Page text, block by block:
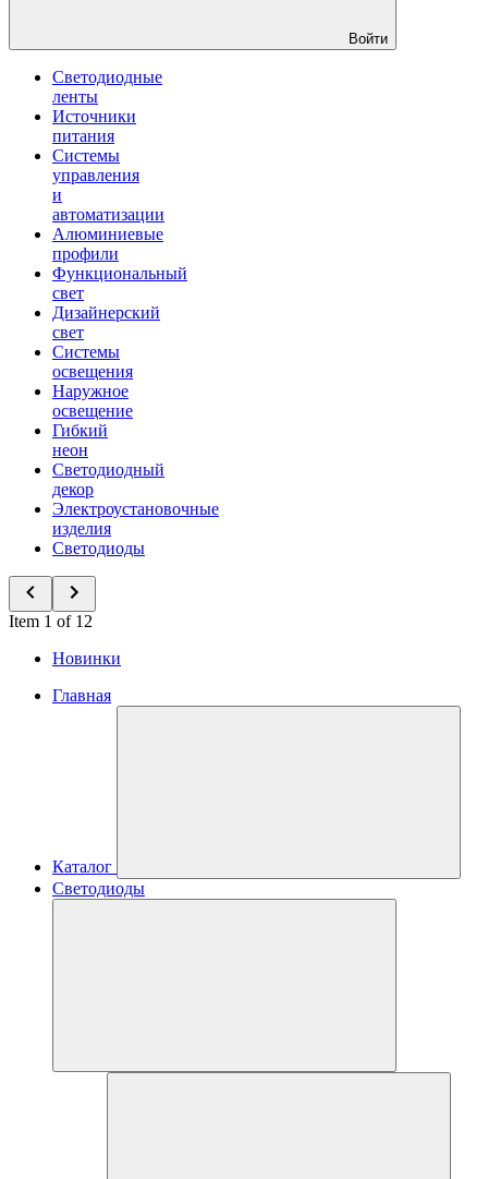
Войти
Светодиодные
ленты
Источники
питания
Системы
управления
и
автоматизации
Алюминиевые
профили
Функциональный
свет
Дизайнерский
свет
Системы
освещения
Наружное
освещение
Гибкий
неон
Светодиодный
декор
Электроустановочные
изделия
Светодиоды
Item 1 of 12
Новинки
Главная
Каталог
Светодиоды